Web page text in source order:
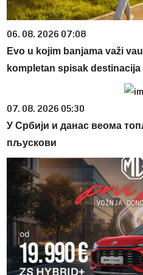
06. 08. 2026 07:08
Evo u kojim banjama važi
kompletan spisak destinacija
07. 08. 2026 05:30
У Србији и данас веома
пљускови